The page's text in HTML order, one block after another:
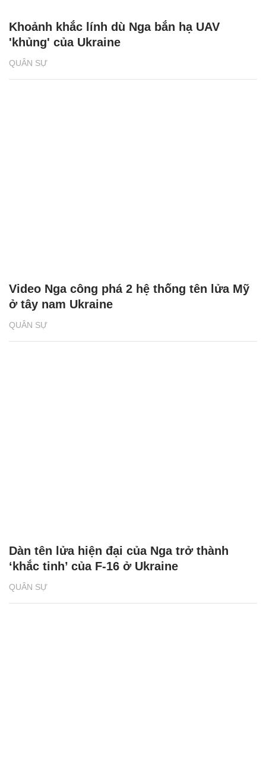
QUÂN SỰ
Khoảnh khắc lính dù Nga bắn hạ UAV
'khủng' của Ukraine
QUÂN SỰ
Video Nga công phá 2 hệ thống tên lửa Mỹ
ở tây nam Ukraine
QUÂN SỰ
Dàn tên lửa hiện đại của Nga trở thành
‘khắc tinh’ của F-16 ở Ukraine